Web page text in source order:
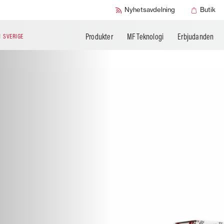
Nyhetsavdelning Butik
SVERIGE Produkter MF Teknologi Erbjudanden